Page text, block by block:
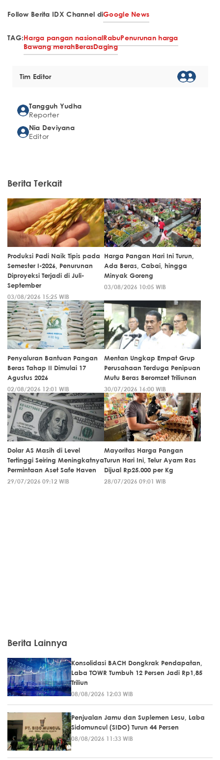
Follow Berita IDX Channel diGoogle News
TAG:Harga pangan nasionalRabuPenurunan harga
Bawang merahBerasDaging
Tim Editor
Tangguh Yudha
Reporter
Nia Deviyana
Editor
Berita Terkait
Produksi Padi Naik Tipis pada
Semester I-2026, Penurunan
Diproyeksi Terjadi di Juli-
September
03/08/2026 15:25 WIB
Harga Pangan Hari Ini Turun,
Ada Beras, Cabai, hingga
Minyak Goreng
03/08/2026 10:05 WIB
Penyaluran Bantuan Pangan
Beras Tahap II Dimulai 17
Agustus 2026
02/08/2026 12:01 WIB
Mentan Ungkap Empat Grup
Perusahaan Terduga Penipuan
Mutu Beras Beromzet Triliunan
30/07/2026 16:00 WIB
Dolar AS Masih di Level
Tertinggi Seiring Meningkatnya
Permintaan Aset Safe Haven
29/07/2026 09:12 WIB
Mayoritas Harga Pangan
Turun Hari Ini, Telur Ayam Ras
Dijual Rp25.000 per Kg
28/07/2026 09:01 WIB
Berita Lainnya
Konsolidasi BACH Dongkrak Pendapatan,
Laba TOWR Tumbuh 12 Persen Jadi Rp1,85
Triliun
08/08/2026 12:03 WIB
Penjualan Jamu dan Suplemen Lesu, Laba
Sidomuncul (SIDO) Turun 44 Persen
08/08/2026 11:33 WIB